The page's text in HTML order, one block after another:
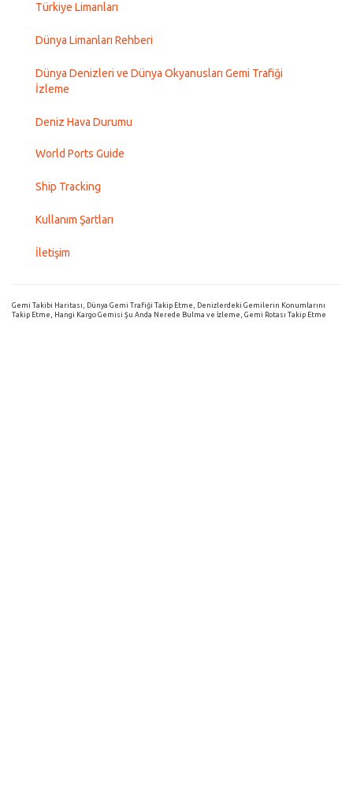
Türkiye Limanları
Dünya Limanları Rehberi
Dünya Denizleri ve Dünya Okyanusları Gemi Trafiği
İzleme
Deniz Hava Durumu
World Ports Guide
Ship Tracking
Kullanım Şartları
İletişim
Gemi Takibi Haritası, Dünya Gemi Trafiği Takip Etme, Denizlerdeki Gemilerin Konumlarını
Takip Etme, Hangi Kargo Gemisi Şu Anda Nerede Bulma ve İzleme, Gemi Rotası Takip Etme